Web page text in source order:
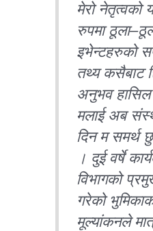
मेरो नेतृत्वको
रुपमा
इभेन्टहरुको
तथ्य कसैबाट
अनुभव
मलाई अब
दिन म समर्थ
। दुई वर्षे
विभागको
गरेको
मूल्यांकनले